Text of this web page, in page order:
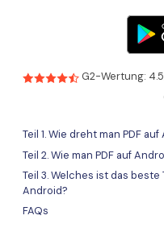
Finanzen
Veröffentlichung
Freiberufler
Alle PDF-Funktionen
Kostenlose PDF-
PDF-Wissen
Download-Zentrum
Laden Sie die
G2-Wertung:
Teil 1. Wie dreht man PDF
Teil 2. Wie man PDF auf
Teil 3. Welches ist das beste
Android?
FAQs